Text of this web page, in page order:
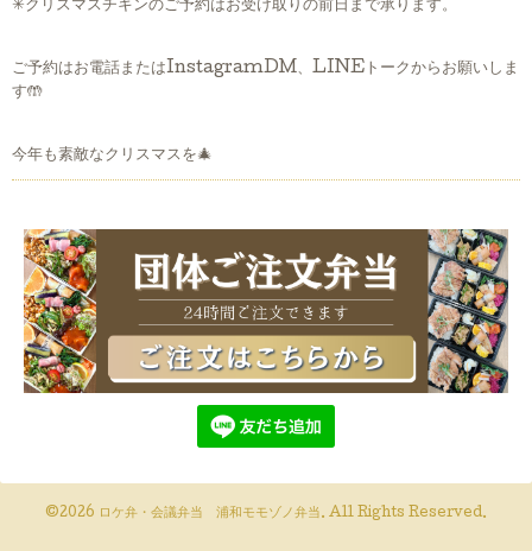
✳︎クリスマスチキンのご予約はお受け取りの前日まで承ります。
ご予約はお電話またはInstagramDM、LINEトークからお願いしま
す🤲
今年も素敵なクリスマスを🎄
©2026 ロケ弁・会議弁当 浦和モモゾノ弁当. All Rights Reserved.